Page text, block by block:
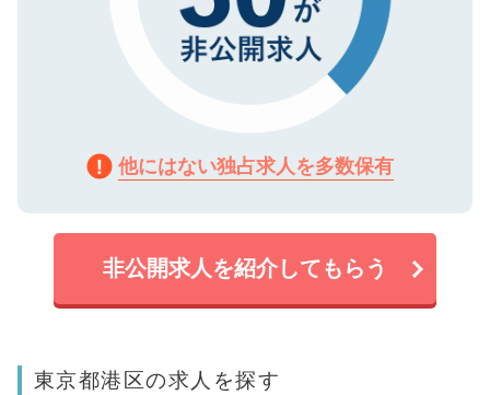
他にはない独占求人を多数保有
非公開求人を紹介してもらう
東京都港区の求人を探す